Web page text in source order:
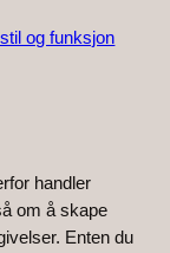
handler
om å skape
Enten du